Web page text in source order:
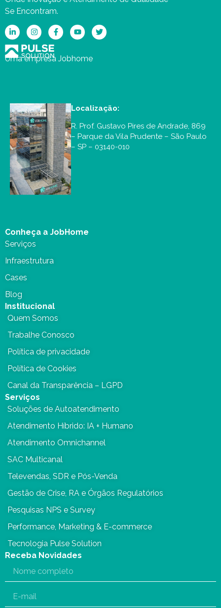
Se Encontram.
Uma empresa Jobhome
Localização:
R. Prof. Gustavo Pires de Andrade, 869
– Parque da Vila Prudente – São Paulo
– SP – 03140-010
Conheça a JobHome
Serviços
Infraestrutura
Cases
Blog
Institucional
Quem Somos
Trabalhe Conosco
Política de privacidade
Política de Cookies
Canal da Transparência – LGPD
Serviços
Soluções de Autoatendimento
Atendimento Híbrido: IA + Humano
Atendimento Omnichannel
SAC Multicanal
Televendas, SDR e Pós-Venda
Gestão de Crise, RA e Órgãos Regulatórios
Pesquisas NPS e Survey
Performance, Marketing & E-commerce
Tecnologia Pulse Solution
Receba Novidades